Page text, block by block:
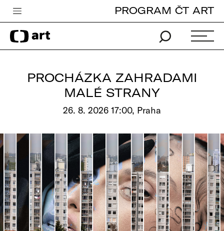
Česká televize
Zpravodajství
Vše o ČT
PROGRAM ČT ART
PROCHÁZKA ZAHRADAMI
MALÉ STRANY
26. 8. 2026 17:00, Praha